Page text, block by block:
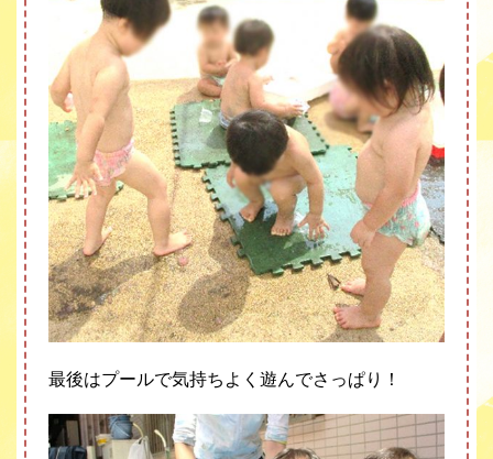
最後はプールで気持ちよく遊んでさっぱり！